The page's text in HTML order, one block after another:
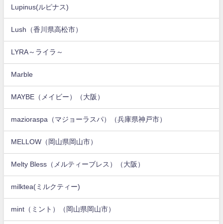
Lupinus(ルピナス)
Lush（香川県高松市）
LYRA～ライラ～
Marble
MAYBE（メイビー）（大阪）
mazioraspa（マジョーラスパ）（兵庫県神戸市）
MELLOW（岡山県岡山市）
Melty Bless（メルティーブレス）（大阪）
milktea(ミルクティー)
mint（ミント）（岡山県岡山市）